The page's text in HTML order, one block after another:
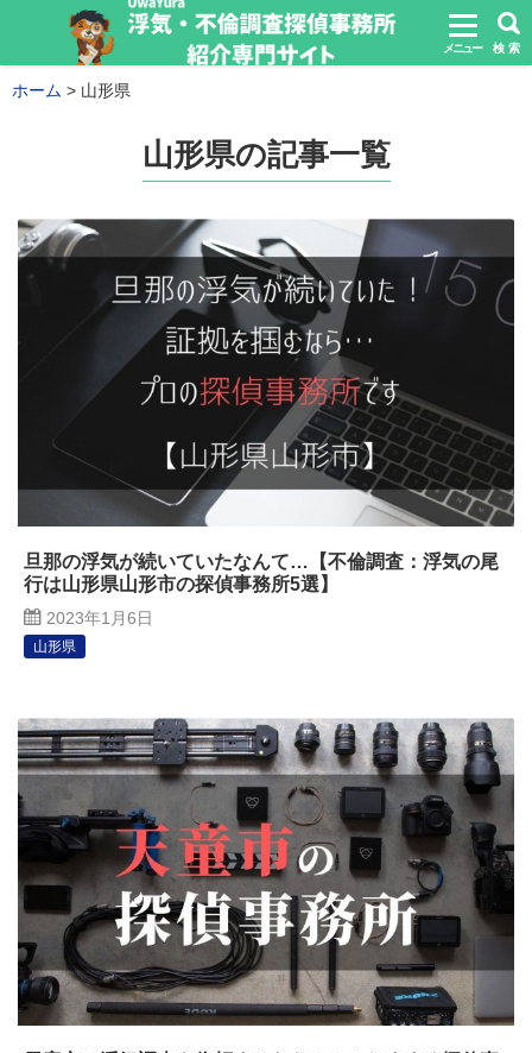
メニュー 検 索
ホーム 山形県
山形県の記事一覧
旦那の浮気が続いていたなんて…【不倫調査：浮気の尾
行は山形県山形市の探偵事務所5選】
2023年1月6日
山形県